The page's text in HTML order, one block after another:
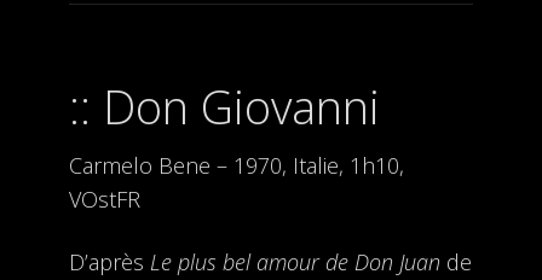
Don Giovanni
Carmelo Bene – 1970, Italie, 1h10,
VOstFR
D’après Le plus bel amour de Don Juan de